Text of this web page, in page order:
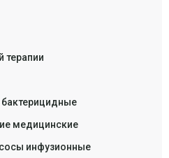
терапии
медицинские
инфузионные